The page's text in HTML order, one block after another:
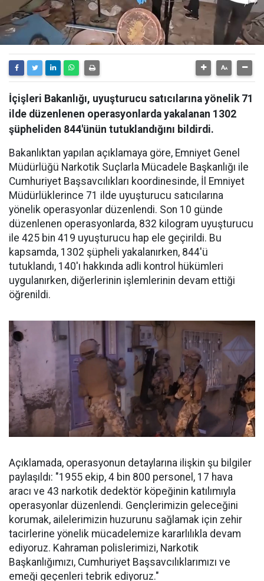
İçişleri Bakanlığı, uyuşturucu satıcılarına yönelik 71
ilde düzenlenen operasyonlarda yakalanan 1302
şüpheliden 844'ünün tutuklandığını bildirdi.
Bakanlıktan yapılan açıklamaya göre, Emniyet Genel
Müdürlüğü Narkotik Suçlarla Mücadele Başkanlığı ile
Cumhuriyet Başsavcılıkları koordinesinde, İl Emniyet
Müdürlüklerince 71 ilde uyuşturucu satıcılarına
yönelik operasyonlar düzenlendi. Son 10 günde
düzenlenen operasyonlarda, 832 kilogram uyuşturucu
ile 425 bin 419 uyuşturucu hap ele geçirildi. Bu
kapsamda, 1302 şüpheli yakalanırken, 844'ü
tutuklandı, 140'ı hakkında adli kontrol hükümleri
uygulanırken, diğerlerinin işlemlerinin devam ettiği
öğrenildi.
Açıklamada, operasyonun detaylarına ilişkin şu bilgiler
paylaşıldı: "1955 ekip, 4 bin 800 personel, 17 hava
aracı ve 43 narkotik dedektör köpeğinin katılımıyla
operasyonlar düzenlendi. Gençlerimizin geleceğini
korumak, ailelerimizin huzurunu sağlamak için zehir
tacirlerine yönelik mücadelemize kararlılıkla devam
ediyoruz. Kahraman polislerimizi, Narkotik
Başkanlığımızı, Cumhuriyet Başsavcılıklarımızı ve
emeği geçenleri tebrik ediyoruz."